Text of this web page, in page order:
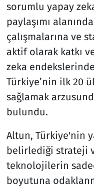
sorumlu yapay
paylaşımı
çalışmalarına ve
aktif olarak katkı
zeka
Türkiye’nin ilk 20
sağlamak
bulundu.
Altun, Türkiye'nin
belirlediği strateji
teknolojilerin
boyutuna